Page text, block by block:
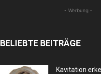
- Werbung -
BELIEBTE BEITRÄGE
Kavitation